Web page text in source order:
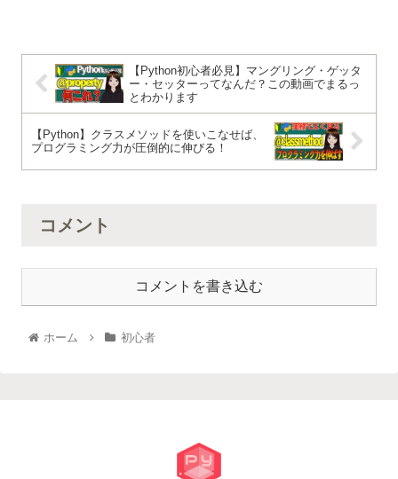
【Python初心者必見】マングリング・ゲッタ
ー・セッターってなんだ？この動画でまるっ
とわかります
【Python】クラスメソッドを使いこなせば、
プログラミング力が圧倒的に伸びる！
コメント
コメントを書き込む
ホーム 初心者